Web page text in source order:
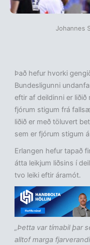
Johannes
Það hefur hvorki
Bundesligunni
eftir af deildinni er
fjórum stigum frá
liðið er með töluvert
sem er fjórum stigum
Erlangen hefur tapað
átta leikjum liðsins í
tvo leiki eftir áramót.
„Þetta var tímabil þar
alltof marga